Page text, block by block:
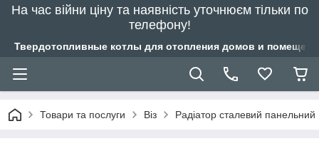
На час війни ціну та наявність уточнюєм тільки по
телефону!
Твердотопливные котлы для отопления домов и
Товари та послуги Віз Радіатор сталевий